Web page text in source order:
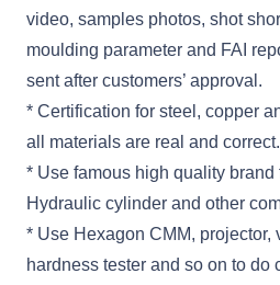
video, samples photos, shot
moulding parameter and FAI
sent after customers’ approval.
* Certification for steel, copper
all materials are real and correct.
* Use famous high quality brand
Hydraulic cylinder and other
* Use Hexagon CMM, projector,
hardness tester and so on to do